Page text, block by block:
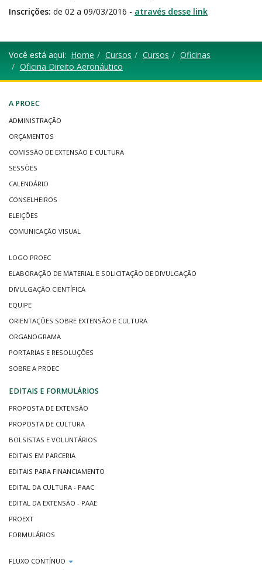
Inscrições: de 02 a 09/03/2016 - através desse link
Você está aqui: Home Cursos Cursos
Oficinas
Oficina Direito Aeronáutico
A PROEC
ADMINISTRAÇÃO
ORÇAMENTOS
COMISSÃO DE EXTENSÃO E CULTURA
SESSÕES
CALENDÁRIO
CONSELHEIROS
ELEIÇÕES
COMUNICAÇÃO VISUAL
LOGO PROEC
ELABORAÇÃO DE MATERIAL E SOLICITAÇÃO DE DIVULGAÇÃO
DIVULGAÇÃO CIENTÍFICA
EQUIPE
ORIENTAÇÕES SOBRE EXTENSÃO E CULTURA
ORGANOGRAMA
PORTARIAS E RESOLUÇÕES
SOBRE A PROEC
EDITAIS E FORMULÁRIOS
PROPOSTA DE EXTENSÃO
PROPOSTA DE CULTURA
BOLSISTAS E VOLUNTÁRIOS
EDITAIS EM PARCERIA
EDITAIS PARA FINANCIAMENTO
EDITAL DA CULTURA - PAAC
EDITAL DA EXTENSÃO - PAAE
PROEXT
FORMULÁRIOS
FLUXO CONTÍNUO